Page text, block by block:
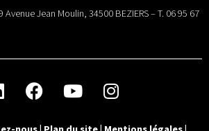
Avenue Jean Moulin, 34500 BEZIERS – T. 06 95 67